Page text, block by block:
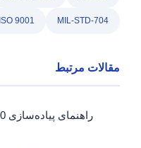
MIL-STD-704
ISO 9001
مقالات مرتبط
راهنمای پیاده‌سازی AS9100